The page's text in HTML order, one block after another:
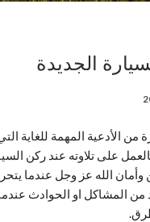
الجديدة
من الأدعية المهمة للغاية
على تلاوته عند ركن
الله عز وجل عندما
من المشاكل او الحوادث